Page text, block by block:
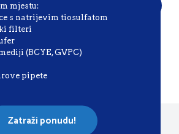
Nazovite nas
mjestu:
s natrijevim tiosulfatom
filteri
(BCYE, GVPC)
pipete
Zatraži ponudu!